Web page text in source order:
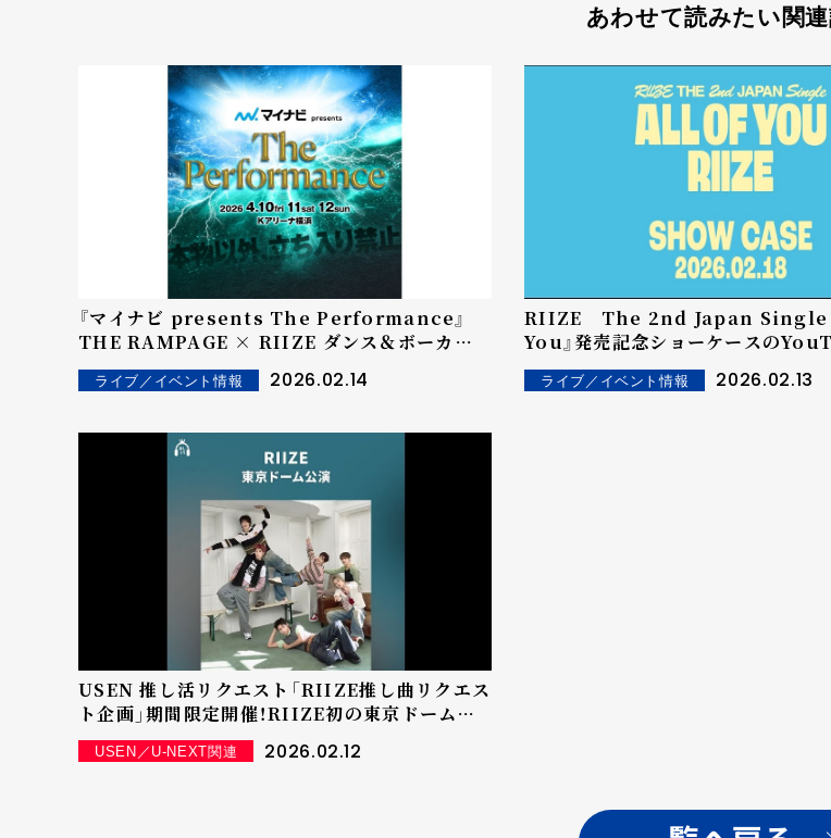
あわせて読みたい関
『マイナビ presents The Performance』
THE RAMPAGE × RIIZE ダンス＆ボーカル
グループ史上初！ ドームアーティスト同士による
2マンライブが実現！
ライブ／イベント情報 2026.02.14
RIIZE The 2nd Japan Single
You』発売記念ショーケースの
が決定！
ライブ／イベント情報 2026.02.13
USEN 推し活リクエスト「RIIZE推し曲リクエス
ト企画」期間限定開催！RIIZE初の東京ドーム公
演「2026 RIIZE CONCERT TOUR [RIIZING
LOUD] Special Edition in TOKYO
USEN／U-NEXT関連 2026.02.12